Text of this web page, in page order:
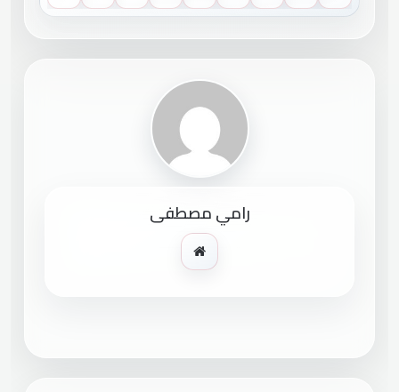
رامي مصطفى
موقع